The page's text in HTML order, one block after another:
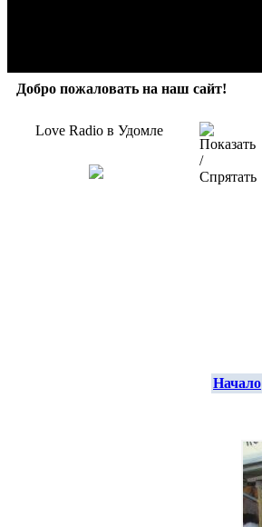
Добро пожаловать на наш сайт!
Love Radio в Удомле
Начало